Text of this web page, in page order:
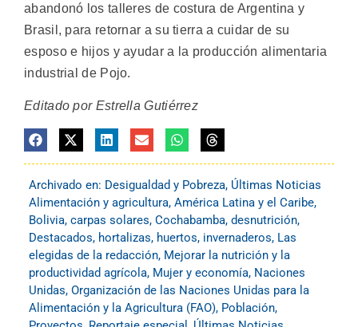
abandonó los talleres de costura de Argentina y
Brasil, para retornar a su tierra a cuidar de su
esposo e hijos y ayudar a la producción alimentaria
industrial de Pojo.
Editado por Estrella Gutiérrez
Archivado en: Desigualdad y Pobreza, Últimas Noticias
Alimentación y agricultura, América Latina y el Caribe,
Bolivia, carpas solares, Cochabamba, desnutrición,
Destacados, hortalizas, huertos, invernaderos, Las
elegidas de la redacción, Mejorar la nutrición y la
productividad agrícola, Mujer y economía, Naciones
Unidas, Organización de las Naciones Unidas para la
Alimentación y la Agricultura (FAO), Población,